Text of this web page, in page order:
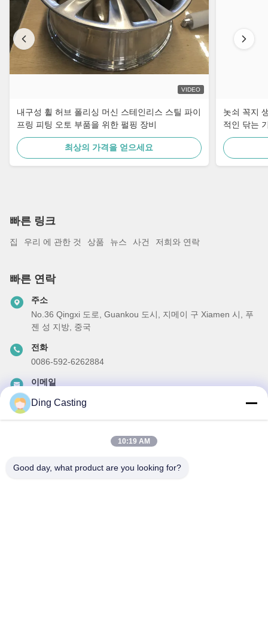
VIDEO
내구성 휠 허브 폴리싱 머신 스테인리스 스틸 파이
프링 피팅 오토 부품을 위한 펄핑 장비
최상의 가격을 얻으세요
놋쇠 꼭지
적인 닦는
빠른 링크
집 우리 에 관한 것 상품 뉴스 사건 저희와 연락
빠른 연락
주소
No.36 Qingxi 도로, Guankou 도시, 지메이 구 Xiamen 시, 푸
젠 성 지방, 중국
전화
0086-592-6262884
이메일
dzivy@idzxm.cn
할인 및 더 많은 정보를 얻기 위해 뉴스레터에 가입하십시오.
Ding Casting
10:19 AM
Good day, what product are you looking for?